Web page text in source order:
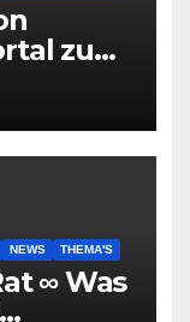
zu
NEWS THEMA'S
∞ Was